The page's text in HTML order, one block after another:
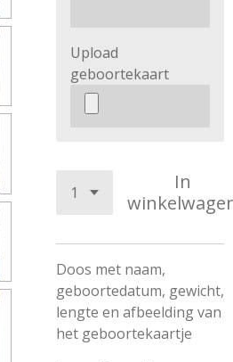
Upload
geboortekaart
In
Doos met naam,
geboortedatum, gewicht,
lengte en afbeelding van
het geboortekaartje